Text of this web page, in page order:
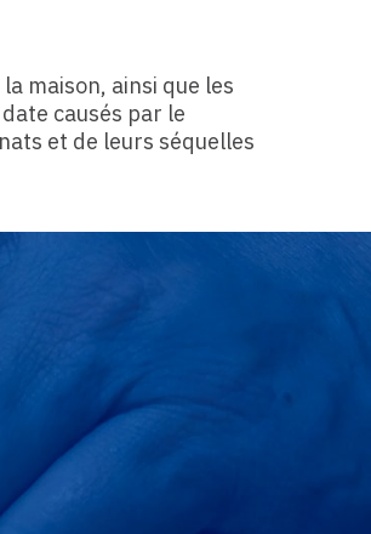
maison, ainsi que les
causés par le
et de leurs séquelles